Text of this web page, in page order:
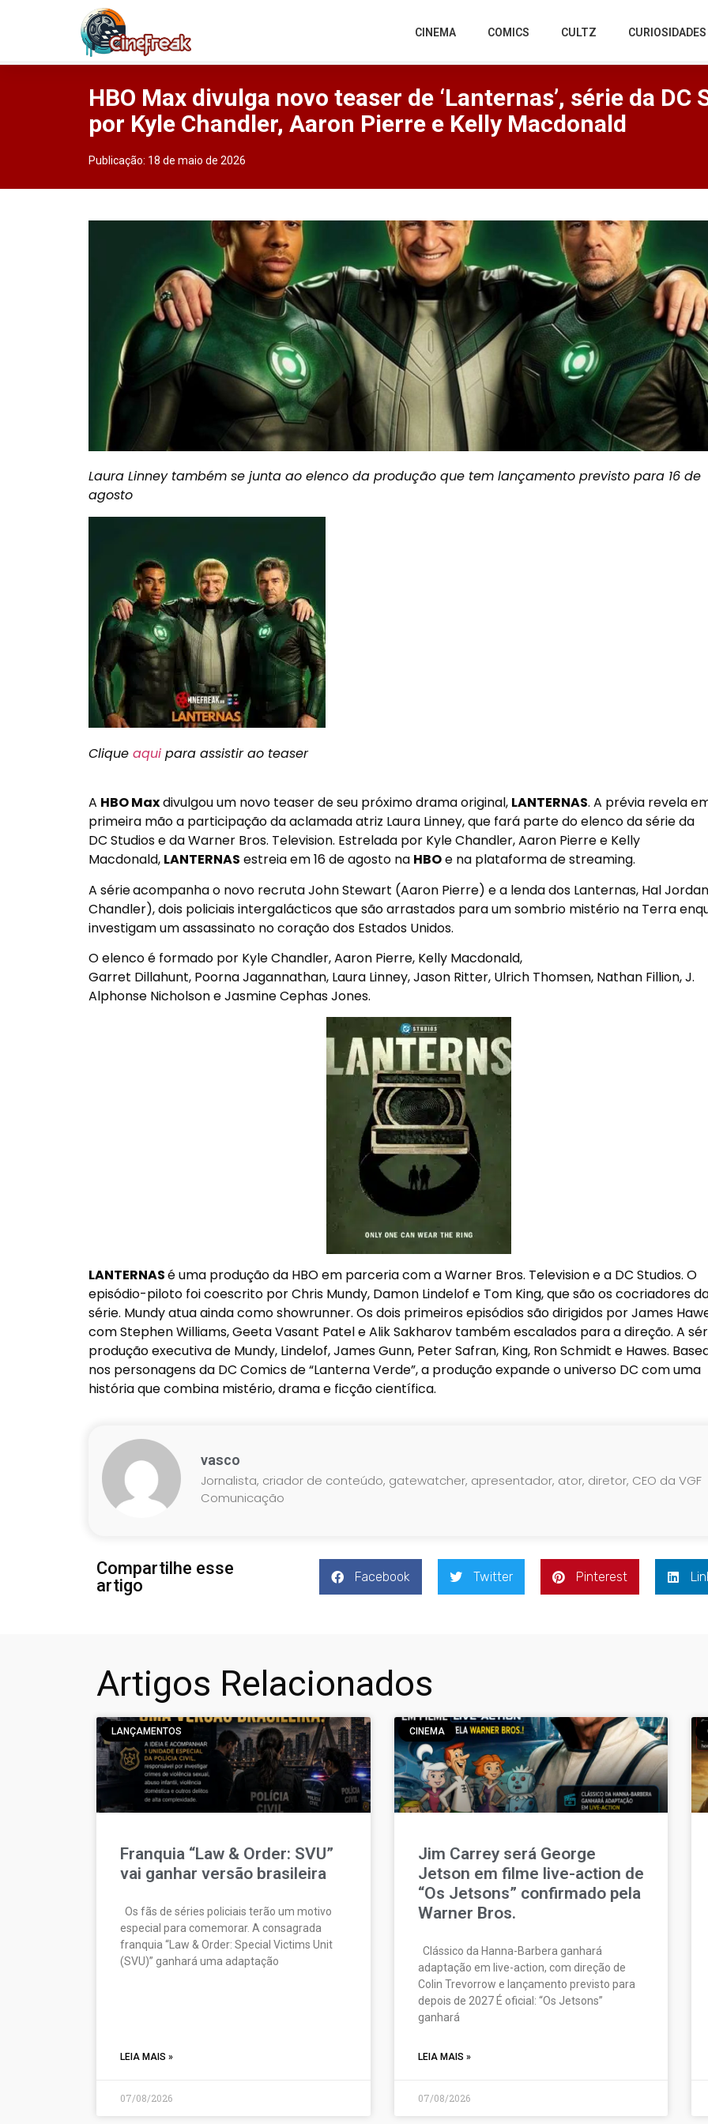
CINEMA COMICS CULTZ CURIOSIDADES
HBO Max divulga novo teaser de ‘Lanternas’, série da
por Kyle Chandler, Aaron Pierre e Kelly Macdonald
Publicação: 18 de maio de 2026
Laura Linney também se junta ao elenco da produção que tem lançamento previsto para 16 de
agosto
Clique aqui para assistir ao teaser
A HBO Maxdivulgou um novo teaser de seu próximo drama original, LANTERNAS. A prévia revela
primeira mão a participação da aclamada atriz Laura Linney, que fará parte do elenco da série da
DC Studios e da Warner Bros. Television. Estrelada por Kyle Chandler, Aaron Pierre e Kelly
Macdonald, LANTERNAS estreia em16 de agosto na HBOe na plataforma de streaming.
A sérieacompanha o novo recruta John Stewart (Aaron Pierre) e a lenda dos Lanternas, Hal
Chandler), dois policiais intergalácticos que são arrastados para um sombrio mistério na Terra
investigam um assassinato no coração dos Estados Unidos.
O elenco é formado por Kyle Chandler, Aaron Pierre, Kelly Macdonald,
Garret Dillahunt, Poorna Jagannathan, Laura Linney, Jason Ritter, Ulrich Thomsen, Nathan Fillion, J.
Alphonse Nicholson e Jasmine Cephas Jones.
LANTERNASé uma produção da HBO em parceria com a Warner Bros. Television e a DC Studios. O
episódio-piloto foi coescrito por Chris Mundy, Damon Lindelof e Tom King, que são os cocriadores
série. Mundy atua ainda como showrunner. Os dois primeiros episódios são dirigidos por James
com Stephen Williams, Geeta Vasant Patel e Alik Sakharov também escalados para a direção. A
produção executiva de Mundy, Lindelof, James Gunn, Peter Safran, King, Ron Schmidt e Hawes.
nos personagens da DC Comics de “Lanterna Verde”, a produção expande o universo DC com uma
história que combina mistério, drama e ficção científica.
vasco
Jornalista, criador de conteúdo, gatewatcher, apresentador, ator, diretor, CEO da VGF
Comunicação
Compartilhe esse
artigo
Facebook Twitter Pinterest
Artigos Relacionados
LANÇAMENTOS
Franquia “Law & Order: SVU”
vai ganhar versão brasileira
Os fãs de séries policiais terão um motivo
especial para comemorar. A consagrada
franquia “Law & Order: Special Victims Unit
(SVU)” ganhará uma adaptação
LEIA MAIS »
07/08/2026
CINEMA
Jim Carrey será George
Jetson em filme live-action de
“Os Jetsons” confirmado pela
Warner Bros.
Clássico da Hanna-Barbera ganhará
adaptação em live-action, com direção de
Colin Trevorrow e lançamento previsto para
depois de 2027 É oficial: “Os Jetsons”
ganhará
LEIA MAIS »
07/08/2026